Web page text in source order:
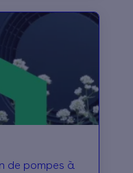
de pompes à